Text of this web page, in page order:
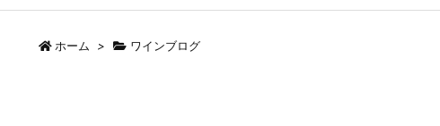
ホーム > ワインブログ